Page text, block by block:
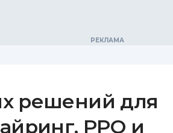
решений для
РРО и